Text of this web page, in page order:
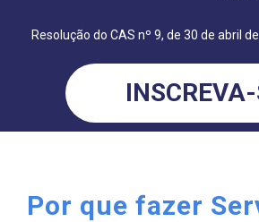
Resolução do CAS nº 9, de 30 de abril
Por que fazer